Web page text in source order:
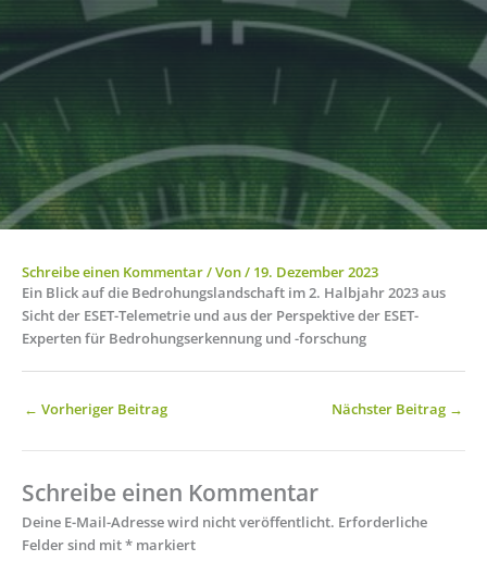
Schreibe einen Kommentar/ Von/ 19. Dezember 2023
Ein Blick auf die Bedrohungslandschaft im 2. Halbjahr 2023 aus
Sicht der ESET-Telemetrie und aus der Perspektive der ESET-
Experten für Bedrohungserkennung und -forschung
← Vorheriger Beitrag Nächster Beitrag →
Schreibe einen Kommentar
Deine E-Mail-Adresse wird nicht veröffentlicht. Erforderliche
Felder sind mit* markiert